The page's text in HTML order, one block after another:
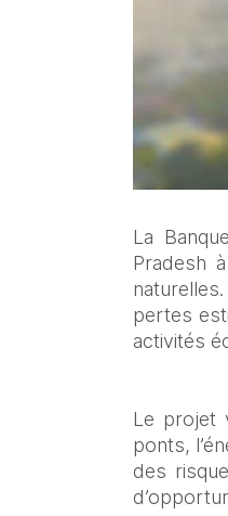
La
Pradesh
pertes
activités
Le projet
ponts,
des